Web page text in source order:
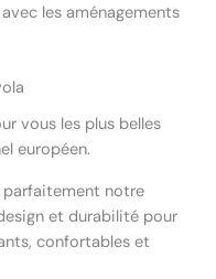
les aménagements
vous les plus belles
européen.
parfaitement notre
et durabilité pour
confortables et